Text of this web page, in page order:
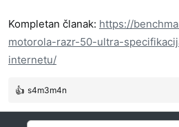
Kompletan članak: https://
motorola-razr-50-ultra-
internetu/
R
s4m3m4n